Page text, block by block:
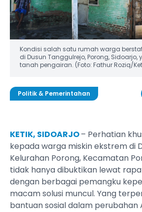
Kondisi salah satu rumah warga
di Dusun Tanggulrejo, Porong,
tanah pengairan. (Foto: Fathur Roziq/
Politik & Pemerintahan
KETIK, SIDOARJO– Perhatian
kepada warga miskin ekstrem di
Kelurahan Porong, Kecamatan
tidak hanya dibuktikan lewat
dengan berbagai pemangku
macam solusi muncul. Yang
bantuan sosial dalam perubahan